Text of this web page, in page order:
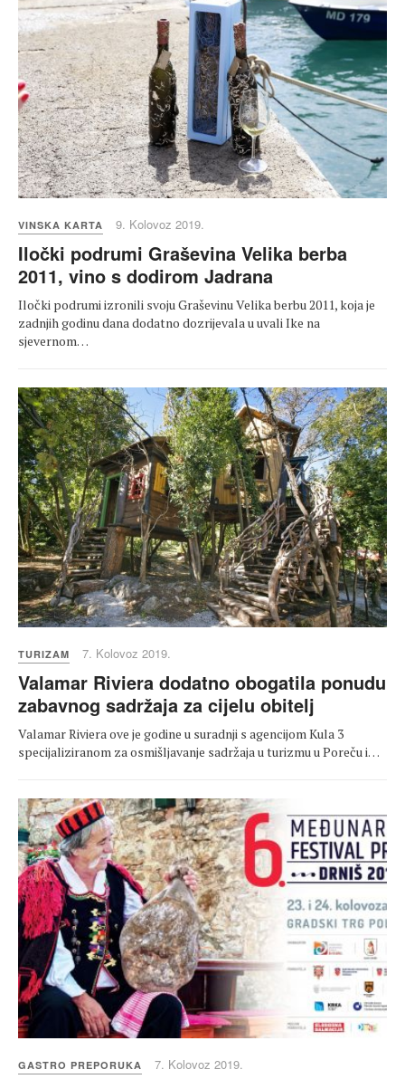
VINSKA KARTA 9. Kolovoz 2019.
Iločki podrumi Graševina Velika berba
2011, vino s dodirom Jadrana
Iločki podrumi izronili svoju Graševinu Velika berbu 2011, koja je
zadnjih godinu dana dodatno dozrijevala u uvali Ike na
sjevernom…
TURIZAM 7. Kolovoz 2019.
Valamar Riviera dodatno obogatila ponudu
zabavnog sadržaja za cijelu obitelj
Valamar Riviera ove je godine u suradnji s agencijom Kula 3
specijaliziranom za osmišljavanje sadržaja u turizmu u Poreču i…
GASTRO PREPORUKA 7. Kolovoz 2019.